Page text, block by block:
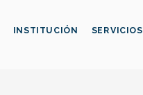
INSTITUCIÓN SERVICIOS